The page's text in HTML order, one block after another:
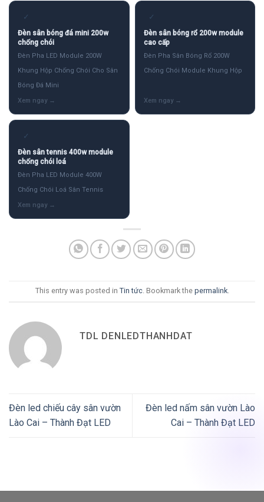
✓
Đèn sân bóng đá mini 200w
chống chói
Đèn Pha LED Module 200W
Khung Hộp Chống Chói Cho Sân
Bóng Đá Mini
✓
Đèn sân bóng rổ 200w module
cao cấp
Đèn Pha Sân Bóng Rổ 200W
Chống Chói Module Khung Hộp
✓
Đèn sân tennis 400w module
chống chói loá
Đèn Pha LED Module 400W
Chống Chói Loá Sân Tennis
This entry was posted in Tin tức. Bookmark the permalink.
TDL DENLEDTHANHDAT
Đèn led chiếu cây sân vườn
Lào Cai – Thành Đạt LED
Đèn led nấm sân vườn Lào
Cai – Thành Đạt LED